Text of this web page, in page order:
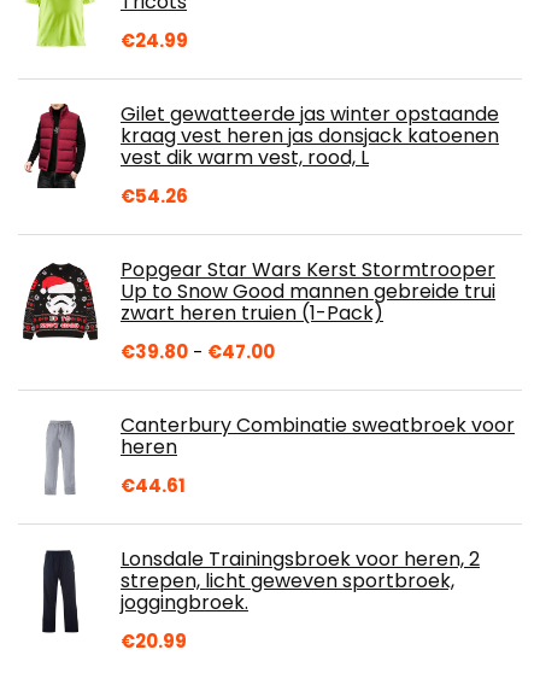
€24.99
Gilet gewatteerde jas winter opstaande
kraag vest heren jas donsjack katoenen
vest dik warm vest, rood, L
€54.26
Popgear Star Wars Kerst Stormtrooper
Up to Snow Good mannen gebreide trui
zwart heren truien (1-Pack)
€39.80 - €47.00Prijsklasse:
€47.00
Canterbury Combinatie sweatbroek voor
heren
€44.61
Lonsdale Trainingsbroek voor heren, 2
strepen, licht geweven sportbroek,
joggingbroek.
€20.99